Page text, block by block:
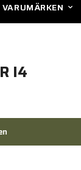
VARUMÄRKEN
I4